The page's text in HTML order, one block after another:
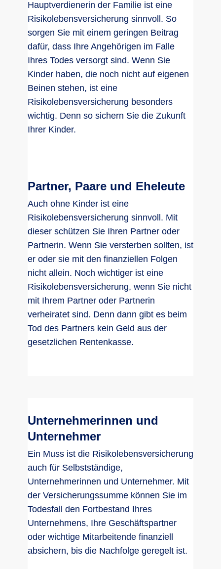
Hauptverdienerin der Familie ist eine
Risikolebensversicherung sinnvoll. So
sorgen Sie mit einem geringen Beitrag
dafür, dass Ihre Angehörigen im Falle
Ihres Todes versorgt sind. Wenn Sie
Kinder haben, die noch nicht auf eigenen
Beinen stehen, ist eine
Risikolebensversicherung besonders
wichtig. Denn so sichern Sie die Zukunft
Ihrer Kinder.
Partner, Paare und Eheleute
Auch ohne Kinder ist eine
Risikolebensversicherung sinnvoll. Mit
dieser schützen Sie Ihren Partner oder
Partnerin. Wenn Sie versterben sollten, ist
er oder sie mit den finanziellen Folgen
nicht allein. Noch wichtiger ist eine
Risikolebensversicherung, wenn Sie nicht
mit Ihrem Partner oder Partnerin
verheiratet sind. Denn dann gibt es beim
Tod des Partners kein Geld aus der
gesetzlichen Rentenkasse.
Unternehmerinnen und
Unternehmer
Ein Muss ist die Risikolebensversicherung
auch für Selbstständige,
Unternehmerinnen und Unternehmer. Mit
der Versicherungssumme können Sie im
Todesfall den Fortbestand Ihres
Unternehmens, Ihre Geschäftspartner
oder wichtige Mitarbeitende finanziell
absichern, bis die Nachfolge geregelt ist.